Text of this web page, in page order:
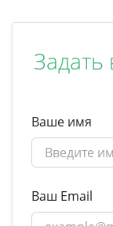
Задать
Ваше имя
Ваш Email